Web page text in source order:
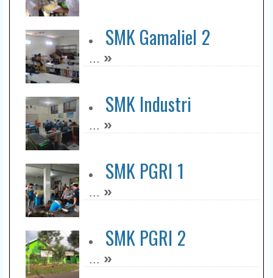
SMK Gamaliel 2
... »
SMK Industri
... »
SMK PGRI 1
... »
SMK PGRI 2
... »